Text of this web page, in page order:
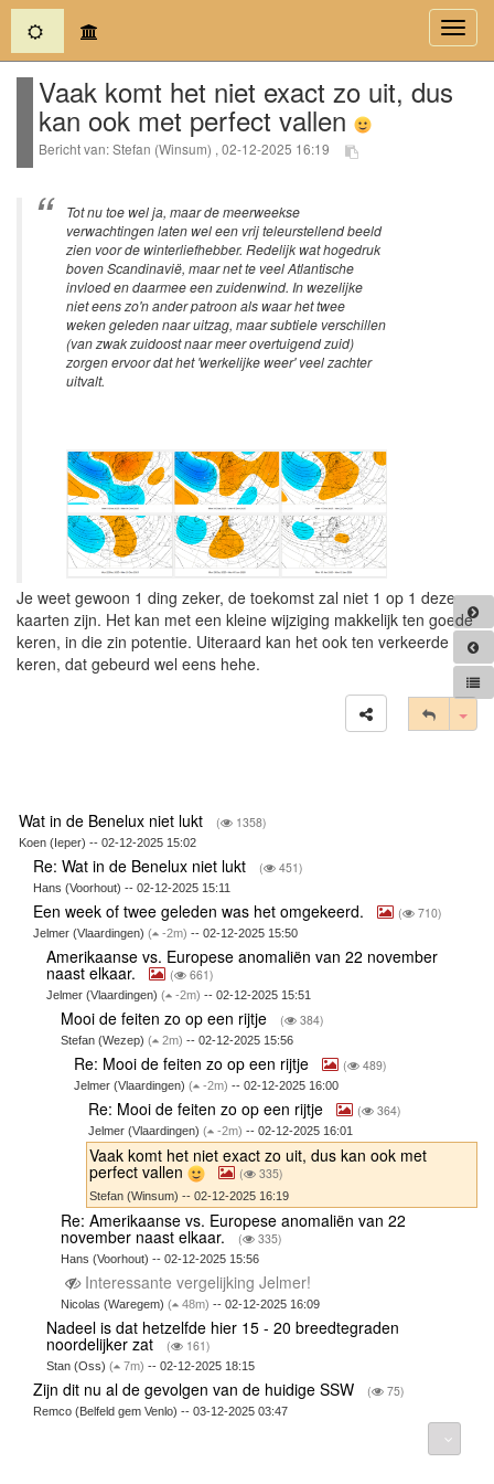
(current)
Vaak komt het niet exact zo uit, dus
kan ook met perfect vallen
Bericht van: Stefan (Winsum) , 02-12-2025 16:19
Tot nu toe wel ja, maar de meerweekse
verwachtingen laten wel een vrij teleurstellend beeld
zien voor de winterliefhebber. Redelijk wat hogedruk
boven Scandinavië, maar net te veel Atlantische
invloed en daarmee een zuidenwind. In wezelijke
niet eens zo'n ander patroon als waar het twee
weken geleden naar uitzag, maar subtiele verschillen
(van zwak zuidoost naar meer overtuigend zuid)
zorgen ervoor dat het 'werkelijke weer' veel zachter
uitvalt.
Je weet gewoon 1 ding zeker, de toekomst zal niet 1 op 1 deze
kaarten zijn. Het kan met een kleine wijziging makkelijk ten goede
keren, in die zin potentie. Uiteraard kan het ook ten verkeerde
keren, dat gebeurd wel eens hehe.
Wat in de Benelux niet lukt ( 1358)
Koen (Ieper) -- 02-12-2025 15:02
Re: Wat in de Benelux niet lukt ( 451)
Hans (Voorhout) -- 02-12-2025 15:11
Een week of twee geleden was het omgekeerd. ( 710)
Jelmer (Vlaardingen) ( -2m) -- 02-12-2025 15:50
Amerikaanse vs. Europese anomaliën van 22 november
naast elkaar. ( 661)
Jelmer (Vlaardingen)( -2m) -- 02-12-2025 15:51
Mooi de feiten zo op een rijtje ( 384)
Stefan (Wezep) ( 2m) -- 02-12-2025 15:56
Re: Mooi de feiten zo op een rijtje ( 489)
Jelmer (Vlaardingen)( -2m) -- 02-12-2025 16:00
Re: Mooi de feiten zo op een rijtje ( 364)
Jelmer (Vlaardingen) ( -2m) -- 02-12-2025 16:01
Vaak komt het niet exact zo uit, dus kan ook met
perfect vallen ( 335)
Stefan (Winsum) -- 02-12-2025 16:19
Re: Amerikaanse vs. Europese anomaliën van 22
november naast elkaar. ( 335)
Hans (Voorhout) -- 02-12-2025 15:56
Interessante vergelijking Jelmer!
Nicolas (Waregem) ( 48m) -- 02-12-2025 16:09
Nadeel is dat hetzelfde hier 15 - 20 breedtegraden
noordelijker zat ( 161)
Stan (Oss)( 7m) -- 02-12-2025 18:15
Zijn dit nu al de gevolgen van de huidige SSW ( 75)
Remco (Belfeld gem Venlo) -- 03-12-2025 03:47